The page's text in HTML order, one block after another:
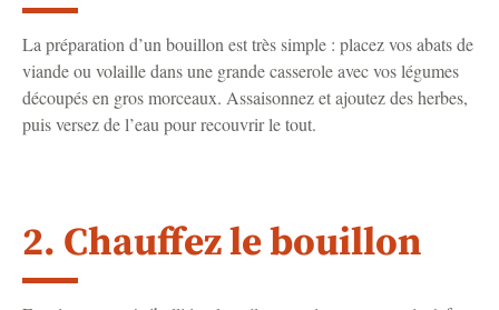
La préparation d’un bouillon est très simple : placez vos abats de
viande ou volaille dans une grande casserole avec vos légumes
découpés en gros morceaux. Assaisonnez et ajoutez des herbes,
puis versez de l’eau pour recouvrir le tout.
2. Chauffez le bouillon